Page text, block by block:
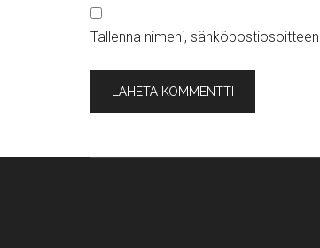
Tallenna nimeni,